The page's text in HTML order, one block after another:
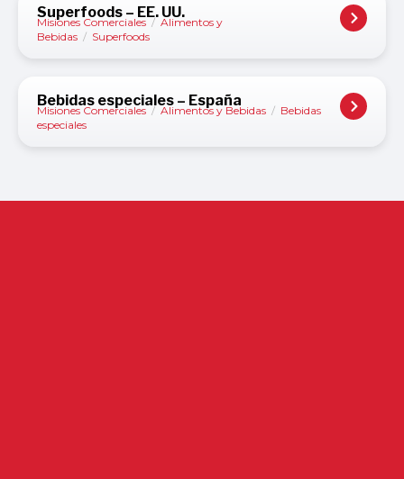
Superfoods – EE. UU.
Misiones Comerciales / Alimentos y
Bebidas / Superfoods
Bebidas especiales – España
Misiones Comerciales / Alimentos y Bebidas / Bebidas
especiales